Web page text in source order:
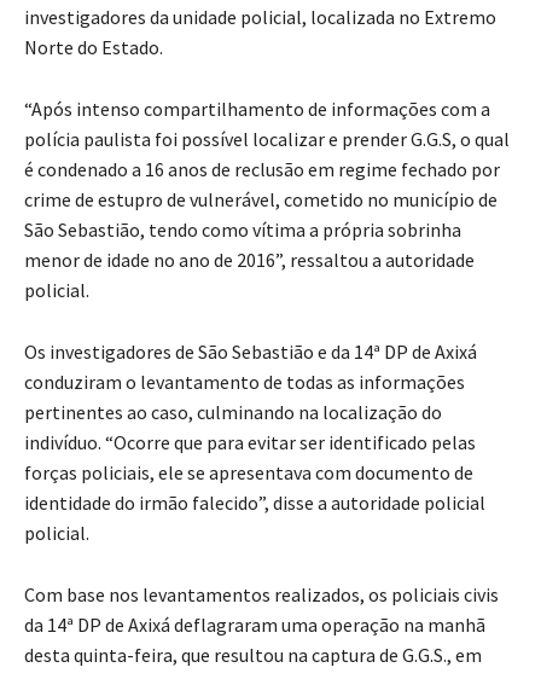
investigadores da unidade policial, localizada no Extremo
Norte do Estado.
“Após intenso compartilhamento de informações com a
polícia paulista foi possível localizar e prender G.G.S, o qual
é condenado a 16 anos de reclusão em regime fechado por
crime de estupro de vulnerável, cometido no município de
São Sebastião, tendo como vítima a própria sobrinha
menor de idade no ano de 2016”, ressaltou a autoridade
policial.
Os investigadores de São Sebastião e da 14ª DP de Axixá
conduziram o levantamento de todas as informações
pertinentes ao caso, culminando na localização do
indivíduo. “Ocorre que para evitar ser identificado pelas
forças policiais, ele se apresentava com documento de
identidade do irmão falecido”, disse a autoridade policial
policial.
Com base nos levantamentos realizados, os policiais civis
da 14ª DP de Axixá deflagraram uma operação na manhã
desta quinta-feira, que resultou na captura de G.G.S., em